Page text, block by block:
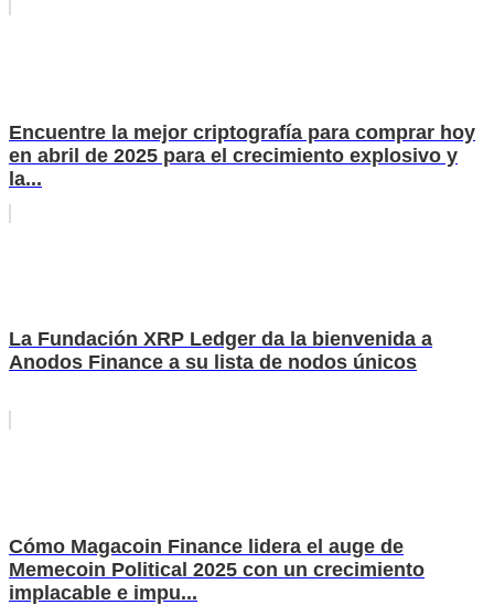
Encuentre la mejor criptografía para comprar hoy
en abril de 2025 para el crecimiento explosivo y
la...
La Fundación XRP Ledger da la bienvenida a
Anodos Finance a su lista de nodos únicos
Cómo Magacoin Finance lidera el auge de
Memecoin Political 2025 con un crecimiento
implacable e impu...